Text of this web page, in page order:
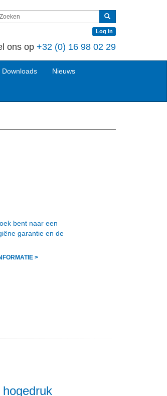
Log in
ons op +32 (0) 16 98 02 29
Downloads Nieuws
bent naar een
garantie en de
>